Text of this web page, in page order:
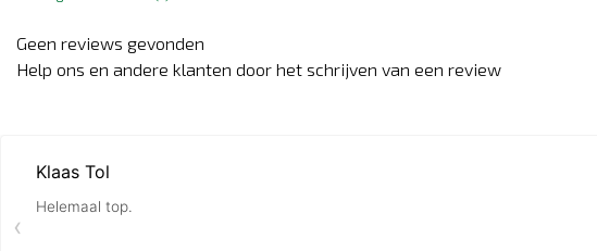
Geen reviews gevonden
Help ons en andere klanten door het schrijven van een review